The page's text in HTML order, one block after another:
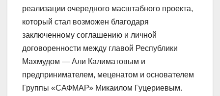
реализации очередного масштабного проекта,
который стал возможен благодаря
заключенному соглашению и личной
договоренности между главой Республики
Махмудом — Али Калиматовым и
предпринимателем, меценатом и основателем
Группы «САФМАР» Микаилом Гуцериевым.